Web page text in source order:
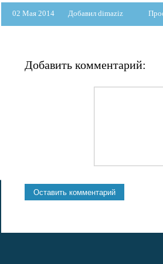
02 Мая 2014 Добавил dimaziz
Добавить комментарий: